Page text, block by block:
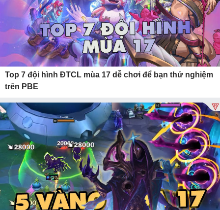
Top 7 đội hình ĐTCL mùa 17 dễ chơi để bạn thử nghiệm
trên PBE